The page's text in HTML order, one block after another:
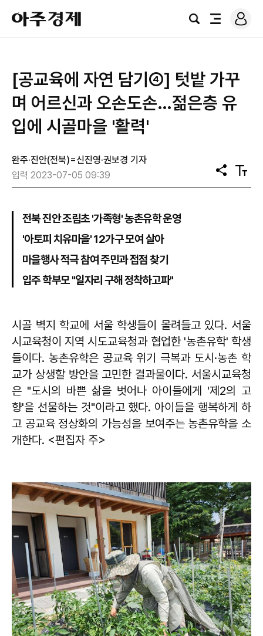
아
주
경
검
전
로
그
[공교육에 자연 담기④] 텃밭 가꾸
며 어르신과 오손도손…젊은층 유
입에 시골마을 '활력'
완주·진안(전북)=신진영·권보경 기자
입력 2023-07-05 09:39
공
유
텍
스
전북 진안 조림초 '가족형' 농촌유학 운영
'아토피 치유마을' 12가구 모여 살아
마을행사 적극 참여 주민과 접점 찾기
입주 학부모 "일자리 구해 정착하고파"
시골 벽지 학교에 서울 학생들이 몰려들고 있다. 서울
시교육청이 지역 시도교육청과 협업한 '농촌유학' 학생
들이다. 농촌유학은 공교육 위기 극복과 도시·농촌 학
교가 상생할 방안을 고민한 결과물이다. 서울시교육청
은 "도시의 바쁜 삶을 벗어나 아이들에게 '제2의 고
향'을 선물하는 것"이라고 했다. 아이들을 행복하게 하
고 공교육 정상화의 가능성을 보여주는 농촌유학을 소
개한다. <편집자 주>